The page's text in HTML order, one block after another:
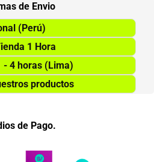
de Envio
(Perú)
1 Hora
- 4 horas (Lima)
productos
de Pago.